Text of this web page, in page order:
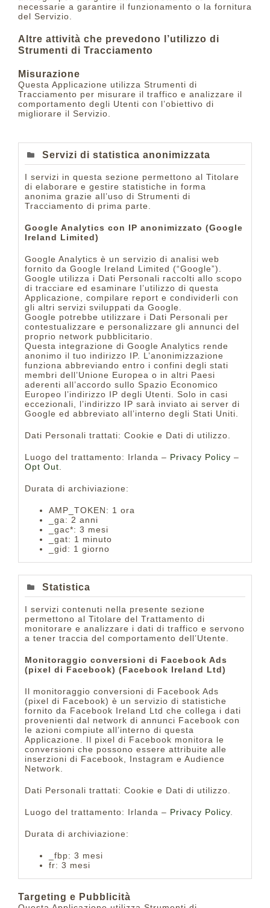
necessarie a garantire il funzionamento o la fornitura
del Servizio.
Altre attività che prevedono l’utilizzo di
Strumenti di Tracciamento
Misurazione
Questa Applicazione utilizza Strumenti di
Tracciamento per misurare il traffico e analizzare il
comportamento degli Utenti con l’obiettivo di
migliorare il Servizio.
Servizi di statistica anonimizzata
I servizi in questa sezione permettono al Titolare
di elaborare e gestire statistiche in forma
anonima grazie all’uso di Strumenti di
Tracciamento di prima parte.
Google Analytics con IP anonimizzato (Google
Ireland Limited)
Google Analytics è un servizio di analisi web
fornito da Google Ireland Limited (“Google”).
Google utilizza i Dati Personali raccolti allo scopo
di tracciare ed esaminare l’utilizzo di questa
Applicazione, compilare report e condividerli con
gli altri servizi sviluppati da Google.
Google potrebbe utilizzare i Dati Personali per
contestualizzare e personalizzare gli annunci del
proprio network pubblicitario.
Questa integrazione di Google Analytics rende
anonimo il tuo indirizzo IP. L’anonimizzazione
funziona abbreviando entro i confini degli stati
membri dell’Unione Europea o in altri Paesi
aderenti all’accordo sullo Spazio Economico
Europeo l’indirizzo IP degli Utenti. Solo in casi
eccezionali, l’indirizzo IP sarà inviato ai server di
Google ed abbreviato all’interno degli Stati Uniti.
Dati Personali trattati: Cookie e Dati di utilizzo.
Luogo del trattamento: Irlanda – Privacy Policy –
Opt Out
Durata di archiviazione:
AMP_TOKEN: 1 ora
_ga: 2 anni
_gac*: 3 mesi
_gat: 1 minuto
_gid: 1 giorno
Statistica
I servizi contenuti nella presente sezione
permettono al Titolare del Trattamento di
monitorare e analizzare i dati di traffico e servono
a tener traccia del comportamento dell’Utente.
Monitoraggio conversioni di Facebook Ads
(pixel di Facebook) (Facebook Ireland Ltd)
Il monitoraggio conversioni di Facebook Ads
(pixel di Facebook) è un servizio di statistiche
fornito da Facebook Ireland Ltd che collega i dati
provenienti dal network di annunci Facebook con
le azioni compiute all’interno di questa
Applicazione. Il pixel di Facebook monitora le
conversioni che possono essere attribuite alle
inserzioni di Facebook, Instagram e Audience
Network.
Dati Personali trattati: Cookie e Dati di utilizzo.
Luogo del trattamento: Irlanda – Privacy Policy.
Durata di archiviazione:
_fbp: 3 mesi
fr: 3 mesi
Targeting e Pubblicità